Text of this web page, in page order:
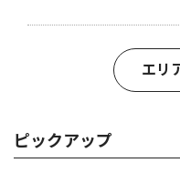
エリ
ピックアップ